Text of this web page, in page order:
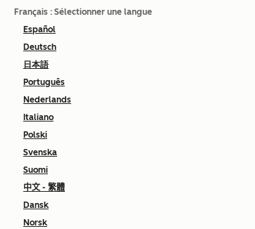
Français : Sélectionner une langue
Español
Deutsch
日本語
Português
Nederlands
Italiano
Polski
Svenska
Suomi
中文 - 繁體
Dansk
Norsk